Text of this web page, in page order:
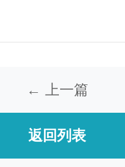
← 上一篇
返回列表